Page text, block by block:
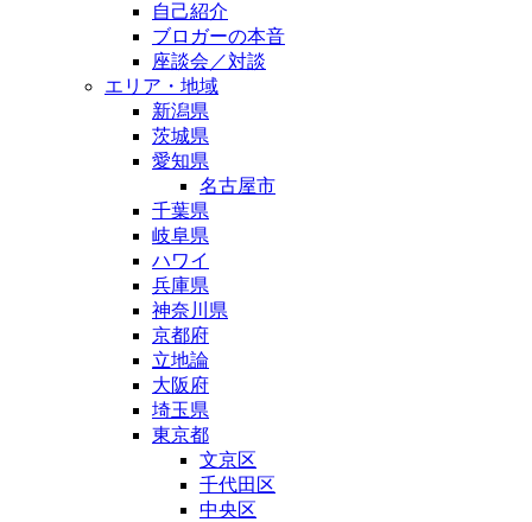
自己紹介
ブロガーの本音
座談会／対談
エリア・地域
新潟県
茨城県
愛知県
名古屋市
千葉県
岐阜県
ハワイ
兵庫県
神奈川県
京都府
立地論
大阪府
埼玉県
東京都
文京区
千代田区
中央区